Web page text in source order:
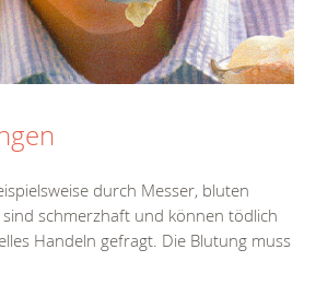
durch Messer, bluten
schmerzhaft und können tödlich
Handeln gefragt. Die Blutung muss